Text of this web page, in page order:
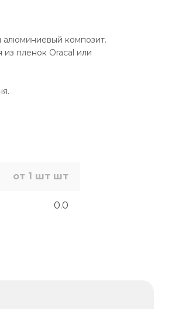
композит.
из пленок Oracal или
от 1 шт шт
0.0